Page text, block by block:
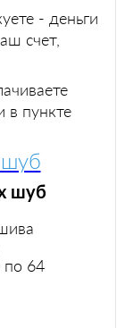
- деньги
счет,
в пункте
шуб
64